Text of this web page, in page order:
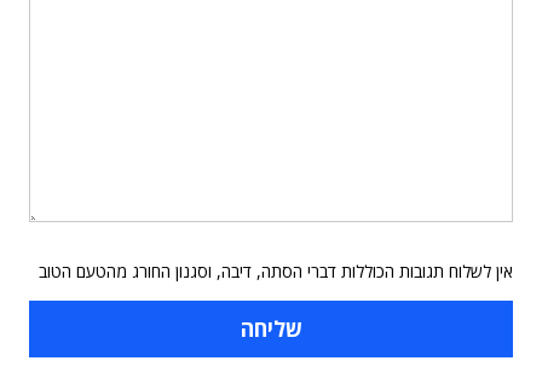
אין לשלוח תגובות הכוללות דברי הסתה, דיבה, וסגנון החורג מהטעם הטוב